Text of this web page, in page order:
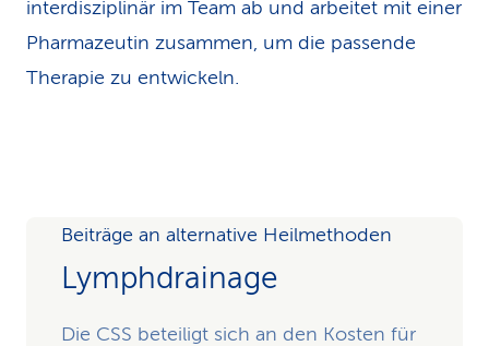
interdisziplinär im Team ab und arbeitet mit einer
Pharmazeutin zusammen, um die passende
Therapie zu entwickeln.
Beiträge an alternative Heilmethoden
Lymphdrainage
Die CSS beteiligt sich an den Kosten für